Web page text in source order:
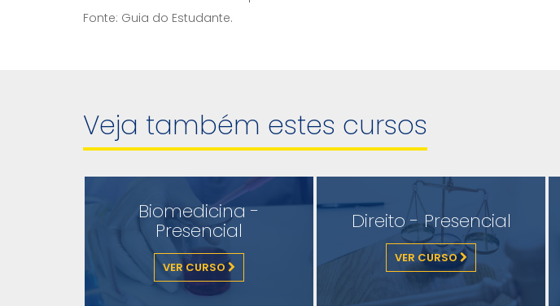
Fonte: Guia do Estudante.
Veja também estes cursos
Biomedicina -
Presencial
VER CURSO
Direito - Presencial
VER CURSO